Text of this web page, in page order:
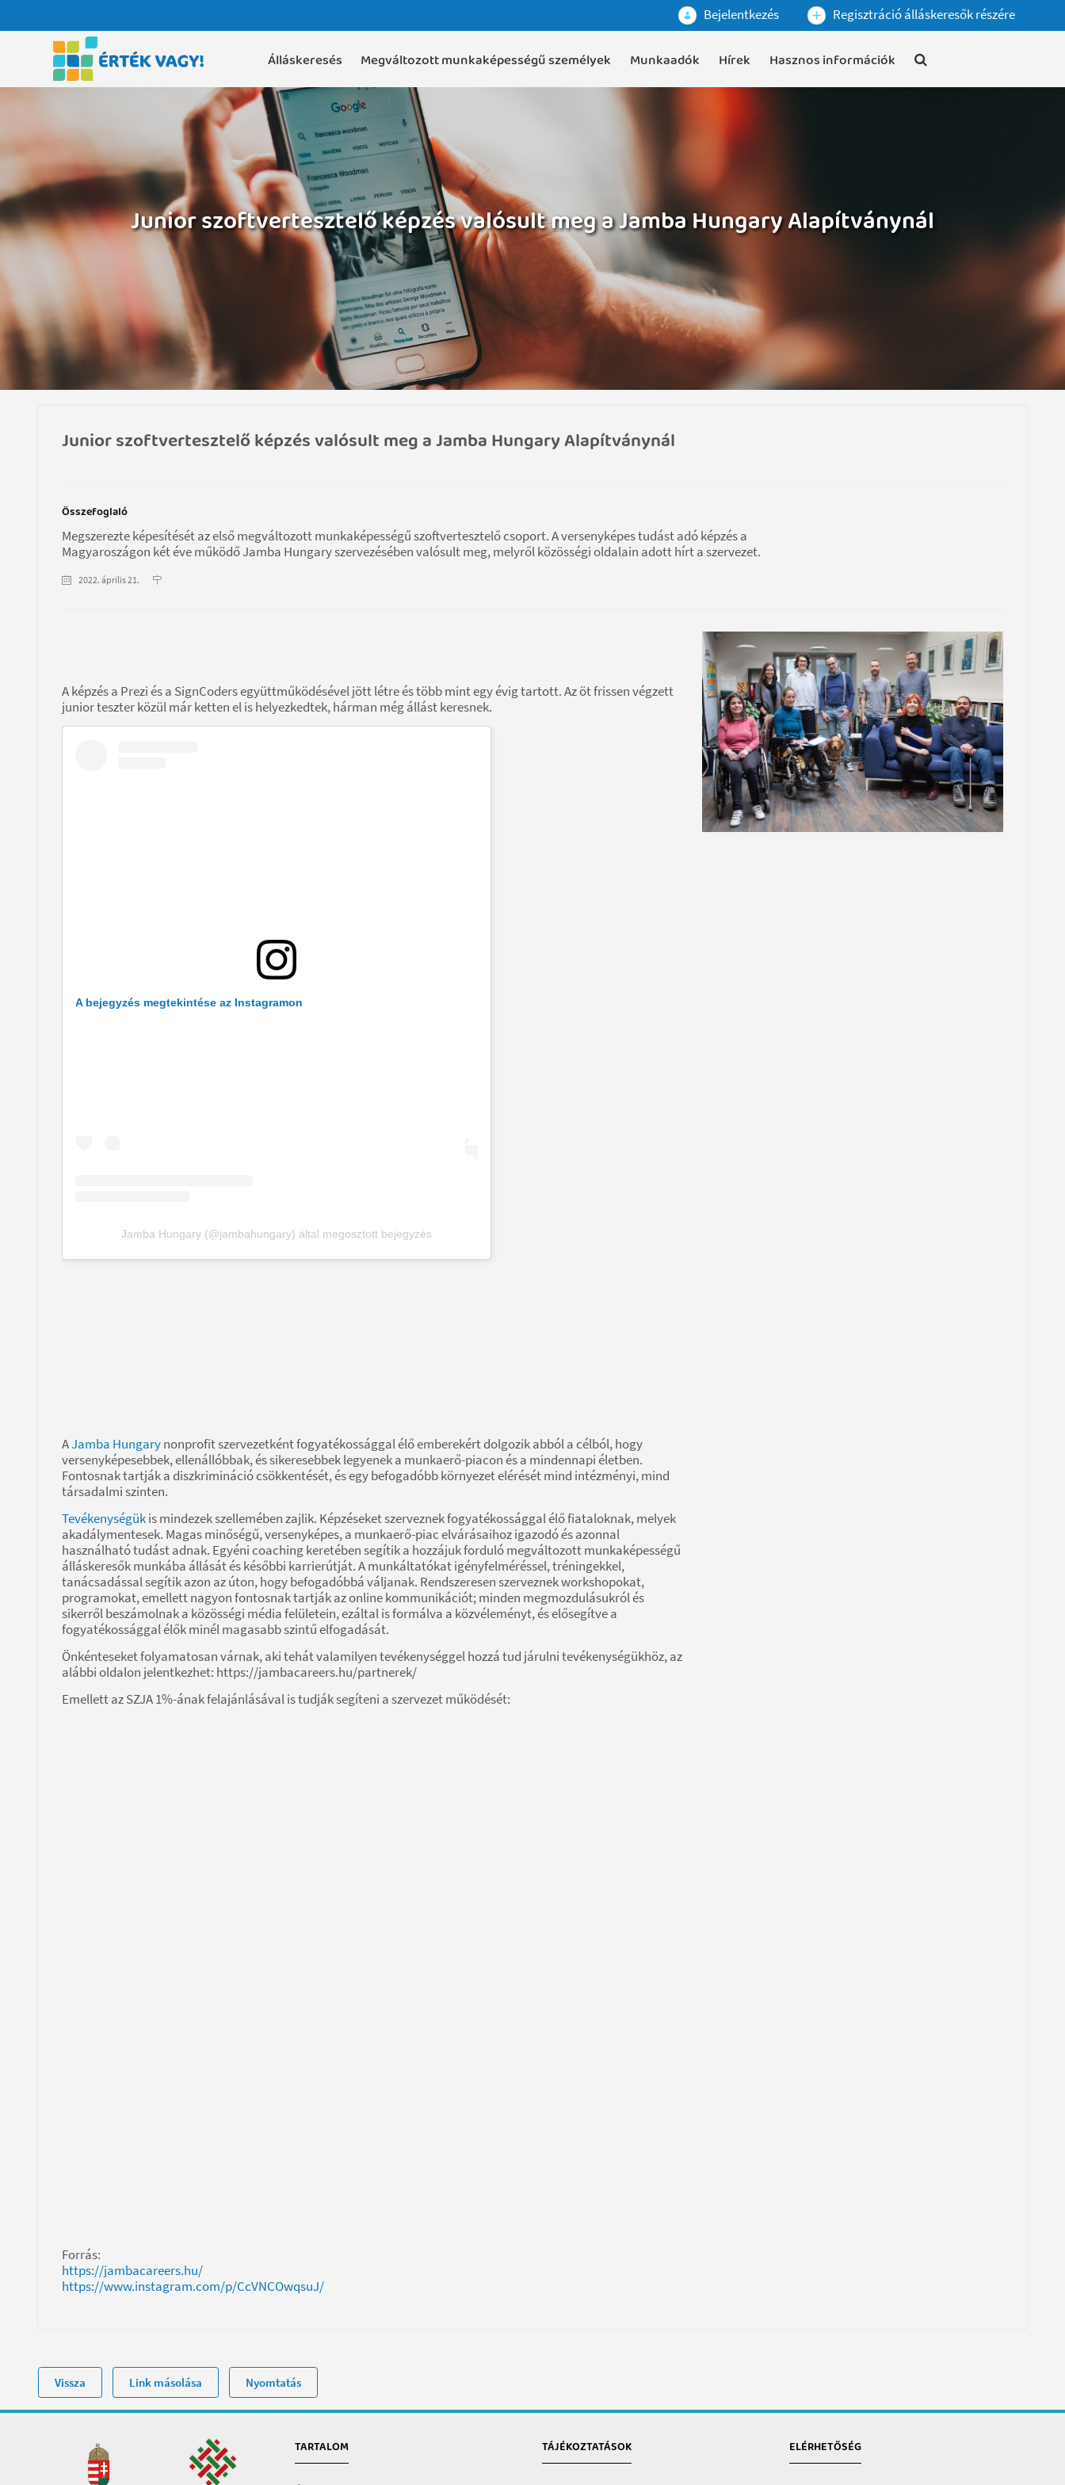
Bejelentkezés Regisztráció álláskeresők részére
Álláskeresés Megváltozott munkaképességű személyek Munkaadók Hírek Hasznos információk
Junior szoftvertesztelő képzés valósult meg a Jamba Hungary Alapítványnál
Junior szoftvertesztelő képzés valósult meg a Jamba Hungary Alapítványnál
Összefoglaló
Megszerezte képesítését az első megváltozott munkaképességű szoftvertesztelő csoport. A versenyképes tudást adó képzés a
Magyaroszágon két éve működő Jamba Hungary szervezésében valósult meg, melyről közösségi oldalain adott hírt a szervezet.
2022. április 21.
A képzés a Prezi és a SignCoders együttműködésével jött létre és több mint egy évig tartott. Az öt frissen végzett
junior teszter közül már ketten el is helyezkedtek, hárman még állást keresnek.
A bejegyzés megtekintése az Instagramon
Jamba Hungary (@jambahungary) által megosztott bejegyzés
AJamba Hungarynonprofit szervezetként fogyatékossággal élő emberekért dolgozik abból a célból, hogy
versenyképesebbek, ellenállóbbak, és sikeresebbek legyenek a munkaerő-piacon és a mindennapi életben.
Fontosnak tartják a diszkrimináció csökkentését, és egy befogadóbb környezet elérését mind intézményi, mind
társadalmi szinten.
Tevékenységükis mindezek szellemében zajlik. Képzéseket szerveznek fogyatékossággal élő fiataloknak, melyek
akadálymentesek. Magas minőségű, versenyképes, a munkaerő-piac elvárásaihoz igazodó és azonnal
használható tudást adnak. Egyéni coaching keretében segítik a hozzájuk forduló megváltozott munkaképességű
álláskeresők munkába állását és későbbi karrierútját. A munkáltatókat igényfelméréssel, tréningekkel,
tanácsadással segítik azon az úton, hogy befogadóbbá váljanak. Rendszeresen szerveznek workshopokat,
programokat, emellett nagyon fontosnak tartják az online kommunikációt; minden megmozdulásukról és
sikerről beszámolnak a közösségi média felületein, ezáltal is formálva a közvéleményt, és elősegítve a
fogyatékossággal élők minél magasabb szintű elfogadását.
Önkénteseket folyamatosan várnak, aki tehát valamilyen tevékenységgel hozzá tud járulni tevékenységükhöz, az
alábbi oldalon jelentkezhet: https://jambacareers.hu/partnerek/
Emellett az SZJA 1%-ának felajánlásával is tudják segíteni a szervezet működését:
Forrás:
https://jambacareers.hu/
https://www.instagram.com/p/CcVNCOwqsuJ/
Vissza Link másolása Nyomtatás
TARTALOM TÁJÉKOZTATÁSOK ELÉRHETŐSÉG